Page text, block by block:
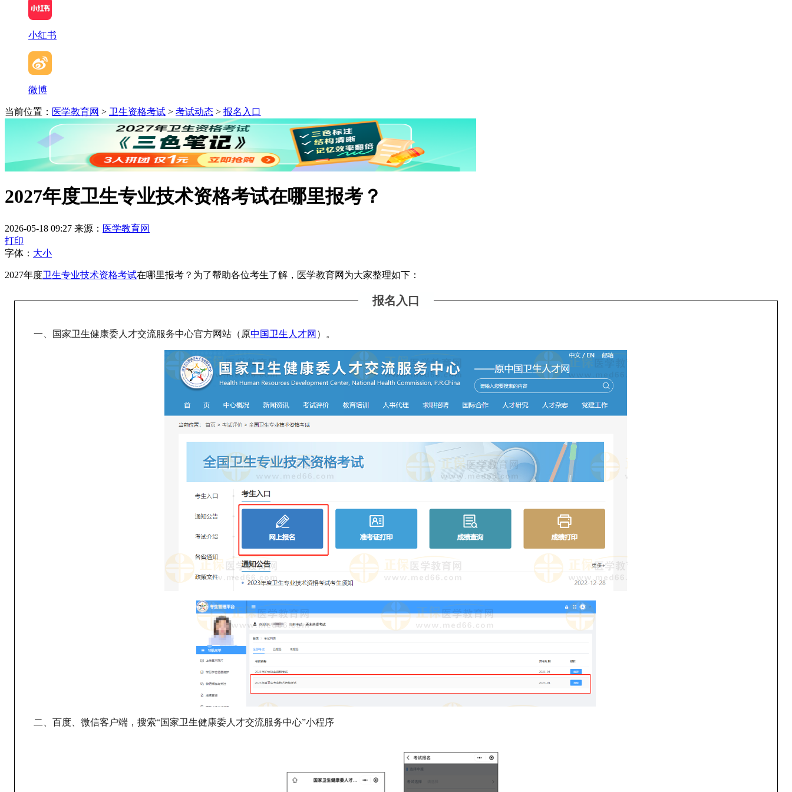
小红书
微博
当前位置： 医学教育网 > 卫生资格考试 > 考试动态 > 报名入口
2027年度卫生专业技术资格考试在哪里报考？
2026-05-18 09:27 来源： 医学教育网
打印
字体： 大小
2027年度卫生专业技术资格考试在哪里报考？为了帮助各位考生了解，医学教育网为大家整理如下：
报名入口
一、国家卫生健康委人才交流服务中心官方网站（原中国卫生人才网 ）。
二、百度、微信客户端，搜索“国家卫生健康委人才交流服务中心”小程序